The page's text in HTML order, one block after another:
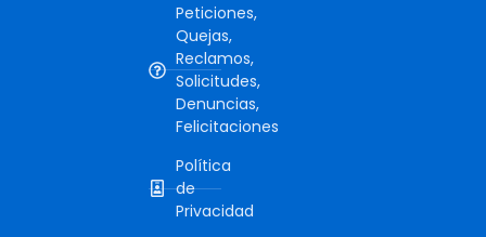
Peticiones,
Quejas,
Reclamos,
Solicitudes,
Denuncias,
Felicitaciones
Política
de
Privacidad